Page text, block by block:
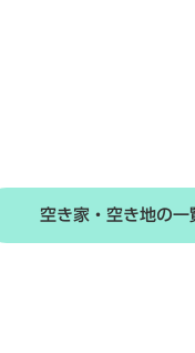
空き家・空き地の一